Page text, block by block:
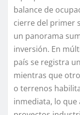
balance de
cierre del primer
un panorama
inversión. En
país se registra
mientras que
o terrenos
inmediata, lo que